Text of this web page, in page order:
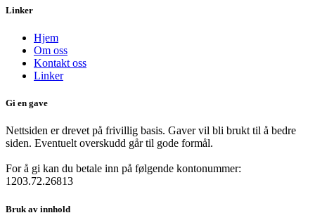
Linker
Hjem
Om oss
Kontakt oss
Linker
Gi en gave
Nettsiden er drevet på frivillig basis. Gaver vil bli brukt til å bedre
siden. Eventuelt overskudd går til gode formål.
For å gi kan du betale inn på følgende kontonummer:
1203.72.26813
Bruk av innhold